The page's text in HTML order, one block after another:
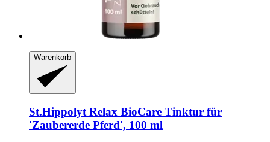
Warenkorb
St.Hippolyt Relax BioCare Tinktur für
'Zaubererde Pferd', 100 ml